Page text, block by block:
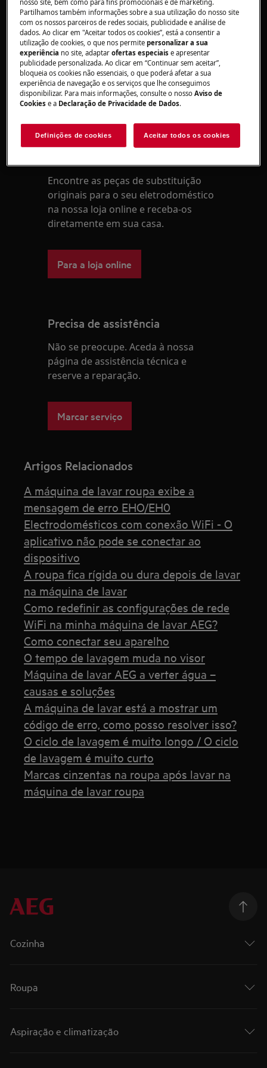
minutos.
Se o problema for outro, verifique se
alguma peça do puxador tem sinais de
danos. Se encontrar danos ou se a porta
ainda estiver bloqueada, contacte a
Electrolux.
Este artigo foi útil?
Encontre as peças de substituição
originais para o seu eletrodoméstico
na nossa loja online e receba-os
diretamente em sua casa.
Para a loja online
Precisa de assistência
Não se preocupe. Aceda à nossa
página de assistência técnica e
reserve a reparação.
Marcar serviço
Artigos Relacionados
A máquina de lavar roupa exibe a
mensagem de erro EHO/EH0
Electrodomésticos com conexão WiFi - O
aplicativo não pode se conectar ao
dispositivo
A roupa fica rígida ou dura depois de lavar
na máquina de lavar
Como redefinir as configurações de rede
WiFi na minha máquina de lavar AEG?
Como conectar seu aparelho
O tempo de lavagem muda no visor
Máquina de lavar AEG a verter água –
causas e soluções
A máquina de lavar está a mostrar um
código de erro, como posso resolver isso?
O ciclo de lavagem é muito longo / O ciclo
de lavagem é muito curto
Marcas cinzentas na roupa após lavar na
máquina de lavar roupa
Cozinha
Roupa
Aspiração e climatização
Partilhamos também informações sobre a sua utilização do nosso site
com os nossos parceiros de redes sociais, publicidade e análise de
dados. Ao clicar em "Aceitar todos os cookies”, está a consentir a
utilização de cookies, o que nos permitepersonalizar a sua
experiência no site, adaptarofertas especiaise apresentar
publicidade personalizada. Ao clicar em “Continuar sem aceitar”,
bloqueia os cookies não essenciais, o que poderá afetar a sua
experiência de navegação e os serviços que lhe conseguimos
disponibilizar. Para mais informações, consulte o nossoAviso de
Cookies e a Declaração de Privacidade de Dados.
Definições de cookies Aceitar todos os cookies